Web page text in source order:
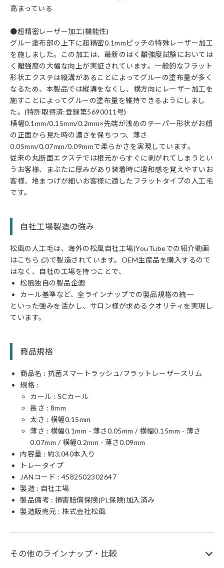
高まっている
●超精密レーザー加工(機能性)
グルー塗布部の上下に超精密0.1mmピッチの特殊レーザー加工
を施しました。この加工は、最新のはく離強度試験においては
く離強度の大幅な向上が実証されています。一般的なフラット
形状エクステは縦溝があることによってグルーの塗布量が多く
なるため、本製品では縦溝をなくし、横方向にレーザー加工を
施すことによってグルーの塗布量を維持できるようにしまし
た。(特許取得済:登録第5690011号)
横幅0.1mm/0.15mm/0.2mm×先端が浅めのテーパー形状がお顔
の正面から見た時の濃さを保ちつつ、薄さ
0.05mm/0.07mm/0.09mmで柔らかさを実現しています。
従来の丸断面エクステでは根元からすぐに剥がれてしまうとい
うお客様、まぶたに厚みがあり装着時に違和感を覚えやすいお
客様、地まつげが細いお客様に適したフラットタイプの人工毛
です。
自社工場製造の強み
松風の人工毛は、海外の松風自社工場(YouTubeでの紹介動画
はこちら
)で製造されています。OEM生産品を購入するので
はなく、自社の工場を持つことで、
松風独自の製品企画
カール基準など、全ラインナップでの製品規格の統一
といった強みを活かし、サロン様が求めるクオリティを実現し
ています。
商品規格
商品名 : 抗菌スマートラッシュ/フラットレーザースリム
規格 :
カール : SCカール
長さ : 8mm
太さ : 横幅0.15mm
薄さ : 横幅0.1mm - 薄さ0.05mm / 横幅0.15mm - 薄さ
0.07mm / 横幅0.2mm - 薄さ0.09mm
内容量 : 約3,040本入り
トレータイプ
JANコード : 4582502302647
製造 : 自社工場
製品備考 : 損害賠償保険(PL保険)加入済み
製造販売元 : 株式会社松風
その他のラインナップ・比較